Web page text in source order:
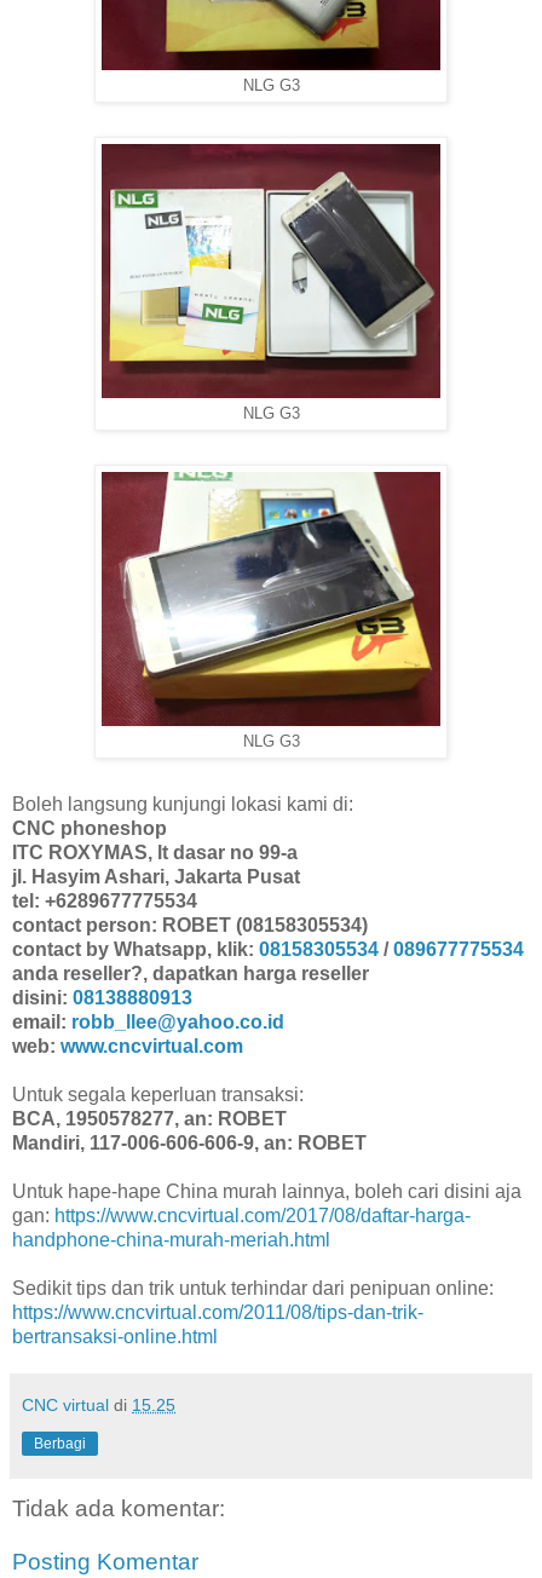
NLG G3
NLG G3
NLG G3
Boleh langsung kunjungi lokasi kami di:
CNC phoneshop
ITC ROXYMAS, lt dasar no 99-a
jl. Hasyim Ashari, Jakarta Pusat
tel: +6289677775534
contact person: ROBET (08158305534)
contact by Whatsapp, klik: 08158305534 /089677775534
anda reseller?, dapatkan harga reseller
disini: 08138880913
email: robb_llee@yahoo.co.id
web: www.cncvirtual.com
Untuk segala keperluan transaksi:
BCA, 1950578277, an: ROBET
Mandiri, 117-006-606-606-9, an: ROBET
Untuk hape-hape China murah lainnya, boleh cari disini aja
gan: https://www.cncvirtual.com/2017/08/daftar-harga-
handphone-china-murah-meriah.html
Sedikit tips dan trik untuk terhindar dari penipuan online:
https://www.cncvirtual.com/2011/08/tips-dan-trik-
bertransaksi-online.html
CNC virtual di 15.25
Berbagi
Tidak ada komentar:
Posting Komentar